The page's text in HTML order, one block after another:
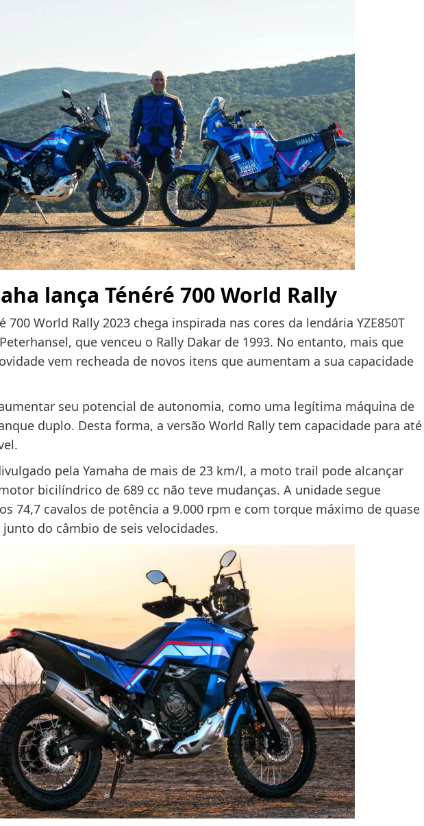
lança Ténéré 700 World Rally
700 World Rally 2023 chega inspirada nas cores da lendária YZE850T
que venceu o Rally Dakar de 1993. No entanto, mais que
vem recheada de novos itens que aumentam a sua capacidade
seu potencial de autonomia, como uma legítima máquina de
duplo. Desta forma, a versão World Rally tem capacidade para até
pela Yamaha de mais de 23 km/l, a moto trail pode alcançar
bicilíndrico de 689 cc não teve mudanças. A unidade segue
74,7 cavalos de potência a 9.000 rpm e com torque máximo de quase
do câmbio de seis velocidades.